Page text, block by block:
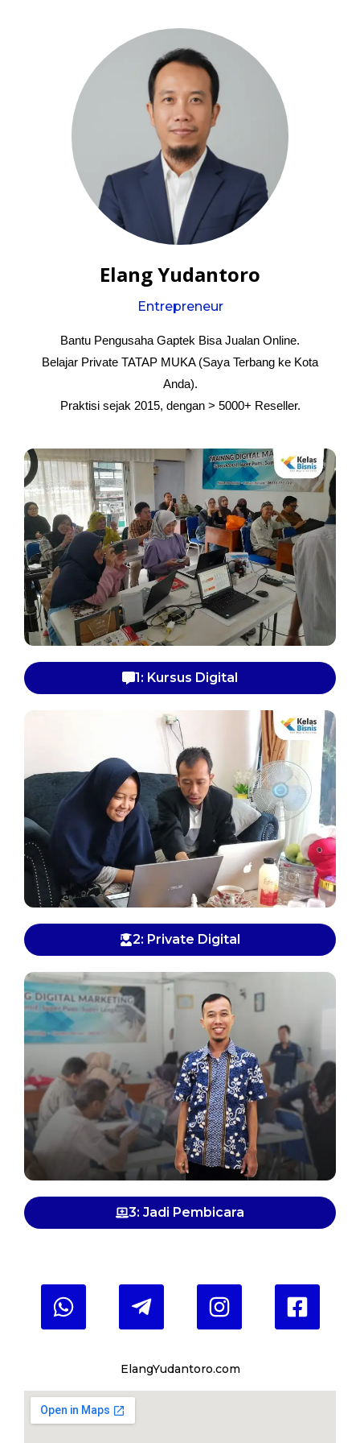
Elang Yudantoro
Entrepreneur
Bantu Pengusaha Gaptek Bisa Jualan Online.
Belajar Private TATAP MUKA (Saya Terbang ke Kota
Anda).
Praktisi sejak 2015, dengan > 5000+ Reseller.
1: Kursus Digital
2: Private Digital
3: Jadi Pembicara
ElangYudantoro.com